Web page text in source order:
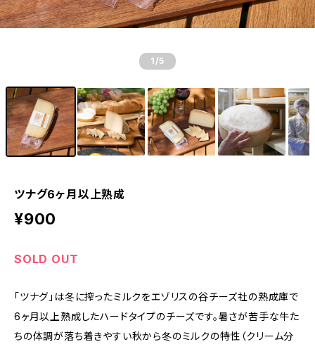
1 /5
ツナグ6ヶ月以上熟成
¥900
SOLD OUT
「ツナグ」は冬に搾ったミルクをエゾリスの谷チーズ社の熟成庫で
6ヶ月以上熟成したハードタイプのチーズです。暑さが苦手な牛た
ちの体調が落ち着きやすい秋から冬のミルクの特性（クリーム分